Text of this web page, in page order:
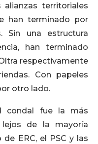
territoriales
han terminado por
Sin una estructura
han terminado
respectivamente
Con papeles
otro lado.
condal fue la más
de la mayoría
ERC, el PSC y las